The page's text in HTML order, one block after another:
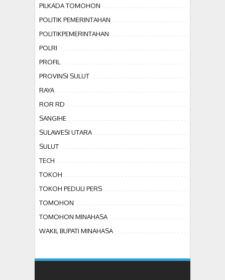
PILKADA TOMOHON
POLITIK PEMERINTAHAN
POLITIKPEMERINTAHAN
POLRI
PROFIL
PROVINSI SULUT
RAYA
ROR RD
SANGIHE
SULAWESI UTARA
SULUT
TECH
TOKOH
TOKOH PEDULI PERS
TOMOHON
TOMOHON MINAHASA
WAKIL BUPATI MINAHASA